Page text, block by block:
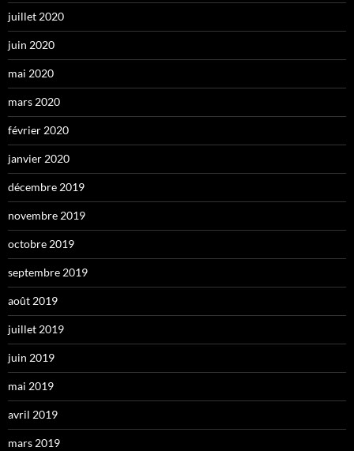
juillet 2020
juin 2020
mai 2020
mars 2020
février 2020
janvier 2020
décembre 2019
novembre 2019
octobre 2019
septembre 2019
août 2019
juillet 2019
juin 2019
mai 2019
avril 2019
mars 2019